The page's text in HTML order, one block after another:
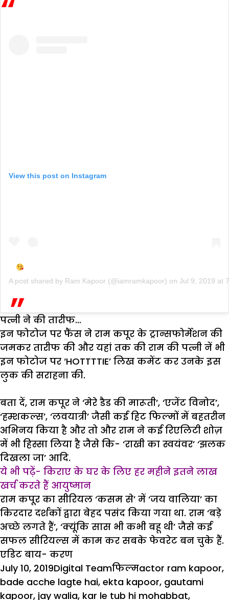
View this post on Instagram
A post shared by Ram Kapoor (@iamramkapoor) on Jul 9, 2019 at
पत्नी ने की तारीफ…
इन फोटोज पर फैंस ने राम कपूर के ट्रान्सफोर्मेशन की
जमकर तारीफ की और यहां तक की राम की पत्नी नें भी
इन फोटोज पर ‘HOTTTTIE’ लिख कमेंट कर उनके इस
लुक की सराहना की.
बता दें, राम कपूर ने ‘मेरे डैड की मारूती’, ‘एजेंट विनोद’,
‘हम्शकल्स’, ‘लवयात्री’ जैसी कई हिट फिल्मों में बहतरीन
अभिनय किया है और तो और राम ने कई रिएलिटी शोज़
में भी हिस्सा लिया है जैसे कि- ‘राखी का स्वयंवर’ ‘झलक
दिखला जा’ आदि.
ये भी पढ़ें- किराए के घर के लिए हर महीने इतने लाख
खर्च करते हैं आयुष्मान
राम कपूर का सीरियल ‘कसम से’ में ‘जय वालिया’ का
किरदार दर्शकों द्वारा बेहद पसंद किया गया था. राम ‘बड़े
अच्छे लगते हैं’, ‘क्यूंकि सास भी कभी बहू थी’ जैसे कई
सफल सीरियल्स में काम कर सबके फेवरेट बन चुके हैं.
एडिट बाय- करण
Posted
on
July 10, 2019Author
Digital TeamCategories
फिल्मTags
actor ram kapoor,
bade acche lagte hai, ekta kapoor, gautami
kapoor, jay walia, kar le tub hi mohabbat,